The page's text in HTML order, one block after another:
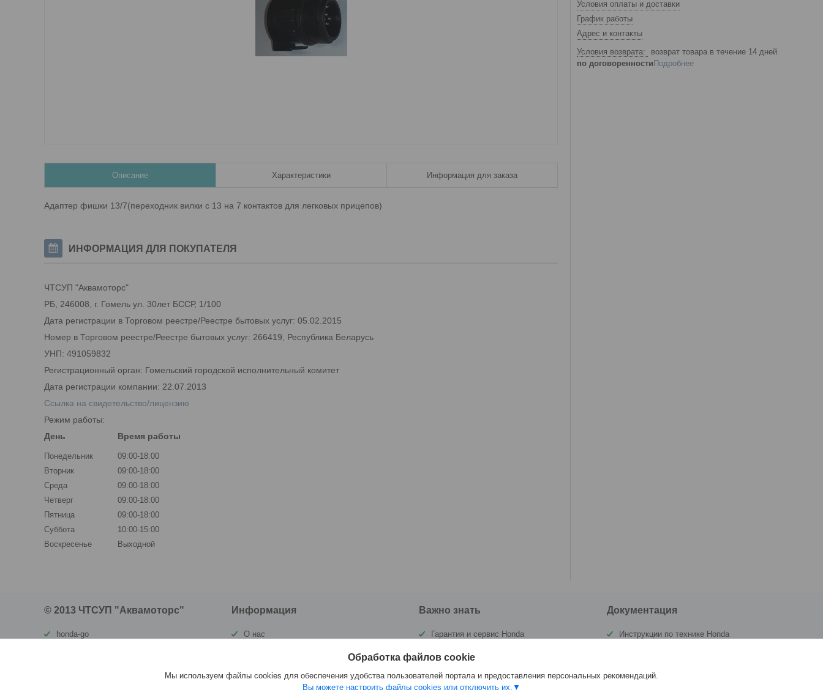
Описание Характеристики Информация для заказа
Адаптер фишки 13/7(переходник вилки с 13 на 7 контактов для легковых прицепов)
ИНФОРМАЦИЯ ДЛЯ ПОКУПАТЕЛЯ
ЧТСУП "Аквамоторс"
РБ, 246008, г. Гомель ул. 30лет БССР, 1/100
Дата регистрации в Торговом реестре/Реестре бытовых услуг: 05.02.2015
Номер в Торговом реестре/Реестре бытовых услуг: 266419, Республика Беларусь
УНП: 491059832
Регистрационный орган: Гомельский городской исполнительный комитет
Дата регистрации компании: 22.07.2013
Ссылка на свидетельство/лицензию
Режим работы:
День
Время работы
Понедельник
09:00-18:00
Вторник
09:00-18:00
Среда
09:00-18:00
Четверг
09:00-18:00
Пятница
09:00-18:00
Суббота
10:00-15:00
Воскресенье
Выходной
Условия оплаты и доставки
График работы
Адрес и контакты
возврат товара в течение 14 дней
по договоренности Подробнее
© 2013 ЧТСУП "Аквамоторс"
honda-go
Информация
О нас
Важно знать
Гарантия и сервис Honda
маломерным судам РБ (ГИМС)
Документация
Инструкции по технике Honda
Обработка файлов cookie
Мы используем файлы cookies для обеспечения удобства пользователей портала и предоставления персональных рекомендаций.
Вы можете настроить файлы cookies или отключить их.